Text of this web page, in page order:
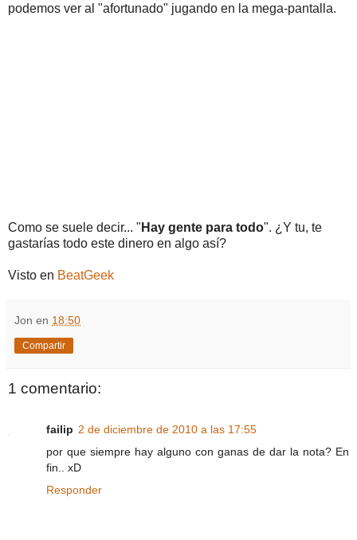
podemos ver al "afortunado" jugando en la mega-pantalla.
Como se suele decir... " Hay gente para todo". ¿Y tu, te
gastarías todo este dinero en algo así?
Visto en BeatGeek
Jon en 18:50
Compartir
1 comentario:
failip 2 de diciembre de 2010 a las 17:55
por que siempre hay alguno con ganas de dar la nota? En
fin.. xD
Responder